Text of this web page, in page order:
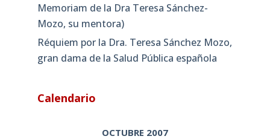
Memoriam de la Dra Teresa Sánchez-
Mozo, su mentora)
Réquiem por la Dra. Teresa Sánchez Mozo,
gran dama de la Salud Pública española
Calendario
OCTUBRE 2007